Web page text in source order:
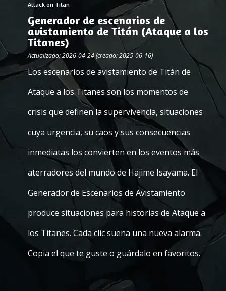
Attack on Titan
Generador de escenarios de
avistamiento de Titán (Ataque a los
Titanes)
Actualizado: 2026-04-24 (creado: 2025-06-16)
Los escenarios de avistamiento de Titán de
Ataque a los Titanes son los momentos de
crisis que definen la supervivencia, situaciones
cuya urgencia, su caos y sus consecuencias
inmediatas los convierten en los eventos más
aterradores del mundo de Hajime Isayama. El
Generador de Escenarios de Avistamiento
produce situaciones para historias de Ataque a
los Titanes. Cada clic suena una nueva alarma.
Copia el que te guste o guárdalo en favoritos.